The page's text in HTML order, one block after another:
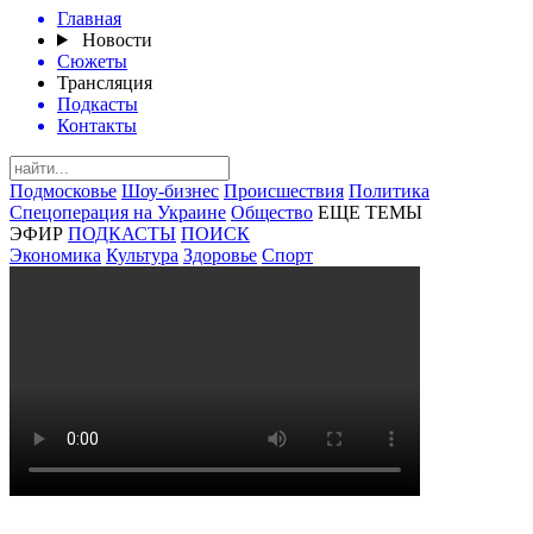
Главная
Новости
Сюжеты
Трансляция
Подкасты
Контакты
Подмосковье Шоу-бизнес Происшествия Политика
Спецоперация на Украине Общество ЕЩЕ ТЕМЫ
ЭФИР ПОДКАСТЫ ПОИСК
Экономика Культура Здоровье Спорт